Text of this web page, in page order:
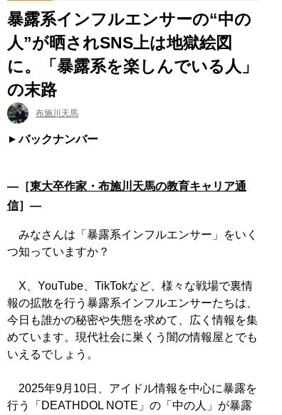
暴露系インフルエンサーの“中の
人”が晒されSNS上は地獄絵図
に。「暴露系を楽しんでいる人」
の末路
布施川天馬
バックナンバー
―［東大卒作家・布施川天馬の教育キャリア通
信］―
みなさんは「暴露系インフルエンサー」をいく
つ知っていますか？
X、YouTube、TikTokなど、様々な戦場で裏情
報の拡散を行う暴露系インフルエンサーたちは、
今日も誰かの秘密や失態を求めて、広く情報を集
めています。現代社会に巣くう闇の情報屋とでも
いえるでしょう。
2025年9月10日、アイドル情報を中心に暴露を
行う「DEATHDOL NOTE」の「中の人」が暴露